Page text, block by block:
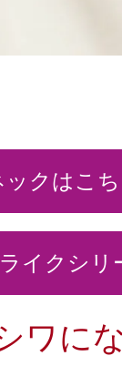
ックはこ
イクシリ
ワに